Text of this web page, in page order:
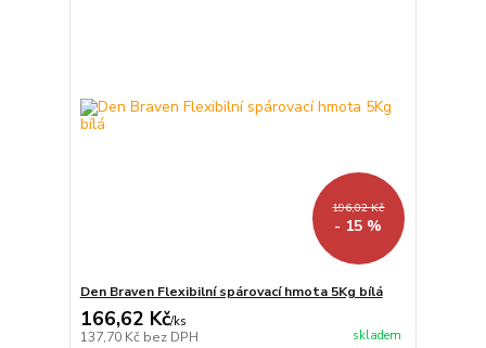
196,02 Kč
- 15 %
Den Braven Flexibilní spárovací hmota 5Kg bílá
166,62 Kč/ks
137,70 Kč bez DPH skladem